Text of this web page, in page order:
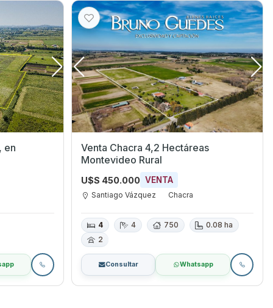
en
Venta Chacra 4,2 Hectáreas
Montevideo Rural
U$S 450.000 VENTA
Santiago Vázquez Chacra
4 4 750
0.08 ha
2
Consultar Whatsapp